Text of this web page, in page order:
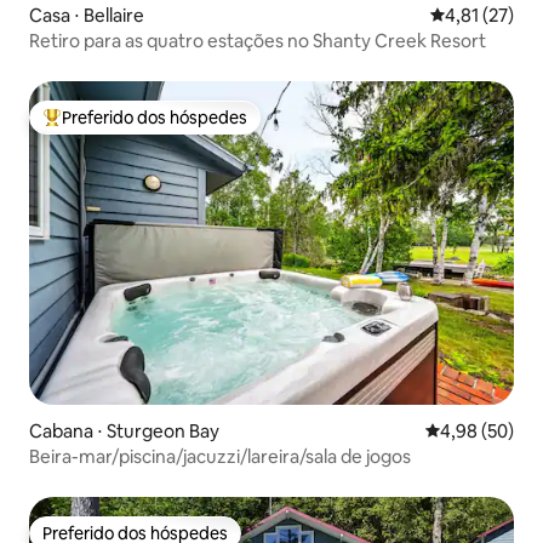
Casa ⋅ Bellaire 4,81 de uma
4,81 (27)
Retiro para as quatro estações no Shanty Creek Resort
Entre os melhores preferidos dos hóspedes
Preferido dos hóspedes
Cabana ⋅ Sturgeon Bay 4,98 de uma
4,98 (50)
Beira-mar/piscina/jacuzzi/lareira/sala de jogos
Preferido dos hóspedes